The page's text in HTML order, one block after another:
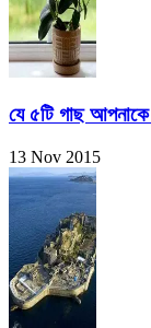
যে ৫টি গাছ
13 Nov 2015